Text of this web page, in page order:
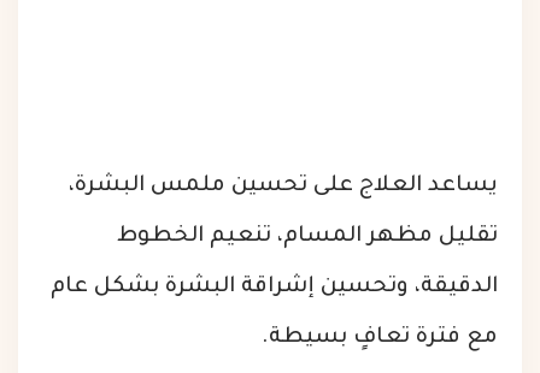
يساعد العلاج على تحسين ملمس البشرة،
تقليل مظهر المسام، تنعيم الخطوط
الدقيقة، وتحسين إشراقة البشرة بشكل عام
مع فترة تعافٍ بسيطة.